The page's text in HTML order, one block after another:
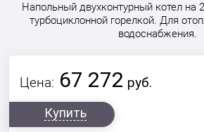
Напольный двухконтурный котел на
турбоциклонной горелкой. Для
водоснабжения.
Цена: 67 272 руб.
Купить